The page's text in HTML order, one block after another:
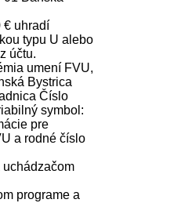
€ uhradí
typu U alebo
účtu.
umení FVU,
Bystrica
Číslo
symbol:
pre
a rodné číslo
programe a